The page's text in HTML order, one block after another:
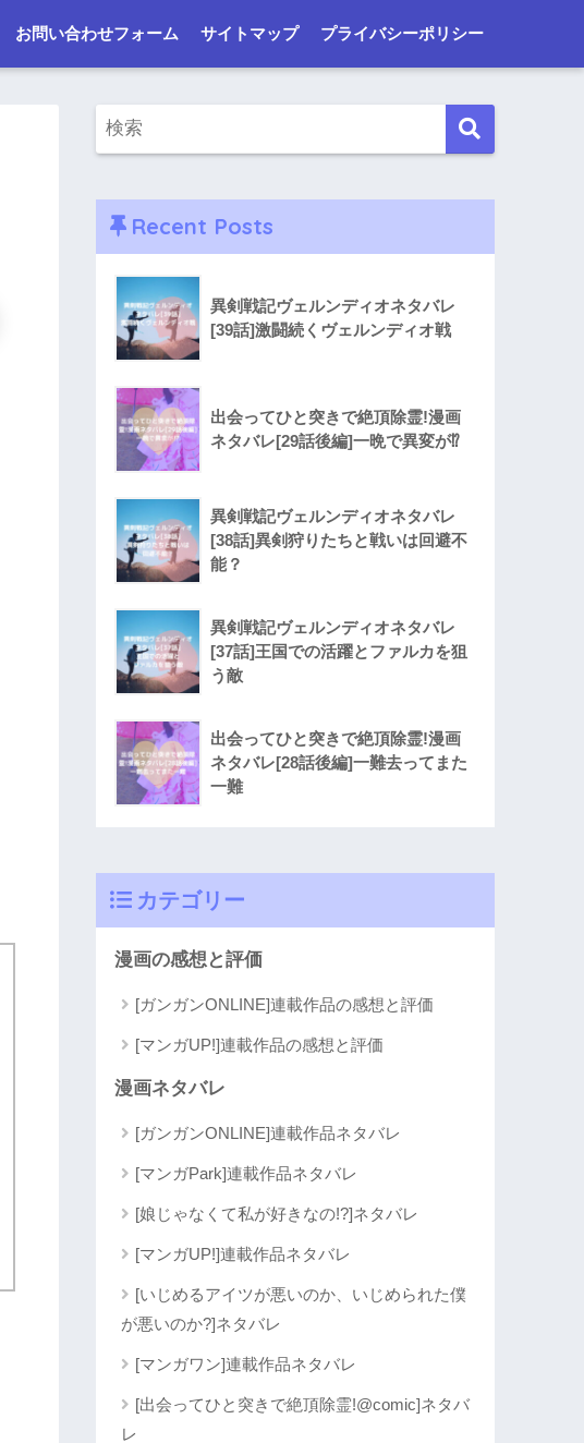
お問い合わせフォーム サイトマップ プライバシーポリシー
Recent Posts
異剣戦記ヴェルンディオネタバレ
[39話]激闘続くヴェルンディオ戦
出会ってひと突きで絶頂除霊!漫画
ネタバレ[29話後編]一晩で異変が⁉︎
異剣戦記ヴェルンディオネタバレ
[38話]異剣狩りたちと戦いは回避不
能？
異剣戦記ヴェルンディオネタバレ
[37話]王国での活躍とファルカを狙
う敵
出会ってひと突きで絶頂除霊!漫画
ネタバレ[28話後編]一難去ってまた
一難
カテゴリー
漫画の感想と評価
[ガンガンONLINE]連載作品の感想と評価
[マンガUP!]連載作品の感想と評価
漫画ネタバレ
[ガンガンONLINE]連載作品ネタバレ
[マンガPark]連載作品ネタバレ
[娘じゃなくて私が好きなの!?]ネタバレ
[マンガUP!]連載作品ネタバレ
[いじめるアイツが悪いのか、いじめられた僕
が悪いのか?]ネタバレ
[マンガワン]連載作品ネタバレ
[出会ってひと突きで絶頂除霊!@comic]ネタバ
レ